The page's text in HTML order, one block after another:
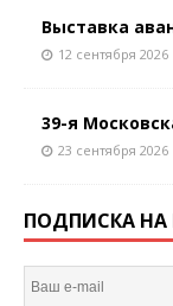
Выставка
12 сентября 2026
39-я
23 сентября 2026
ПОДПИСКА